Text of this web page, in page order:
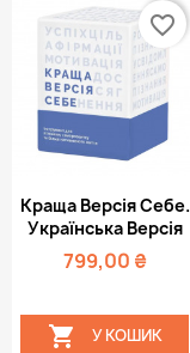
Швидкий
перегляд
Краща Версія Себе.
Українська Версія
799,00 ₴
 У КОШИК
favorite_border